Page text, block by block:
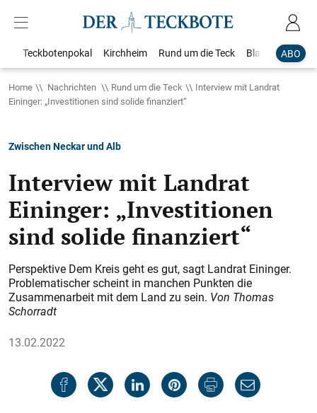
ABO
Teckbotenpokal Kirchheim Rund um die Teck Blaulicht
Home Nachrichten Rund um die Teck
Interview mit Landrat
Eininger: „Investitionen sind solide finanziert“
Zwischen Neckar und Alb
Interview mit Landrat
Eininger: „Investitionen
sind solide finanziert“
Perspektive Dem Kreis geht es gut, sagt Landrat Eininger.
Problematischer scheint in manchen Punkten die
Zusammenarbeit mit dem Land zu sein. Von Thomas
Schorradt
13.02.2022